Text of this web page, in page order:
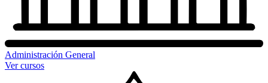
Administración General
Ver cursos